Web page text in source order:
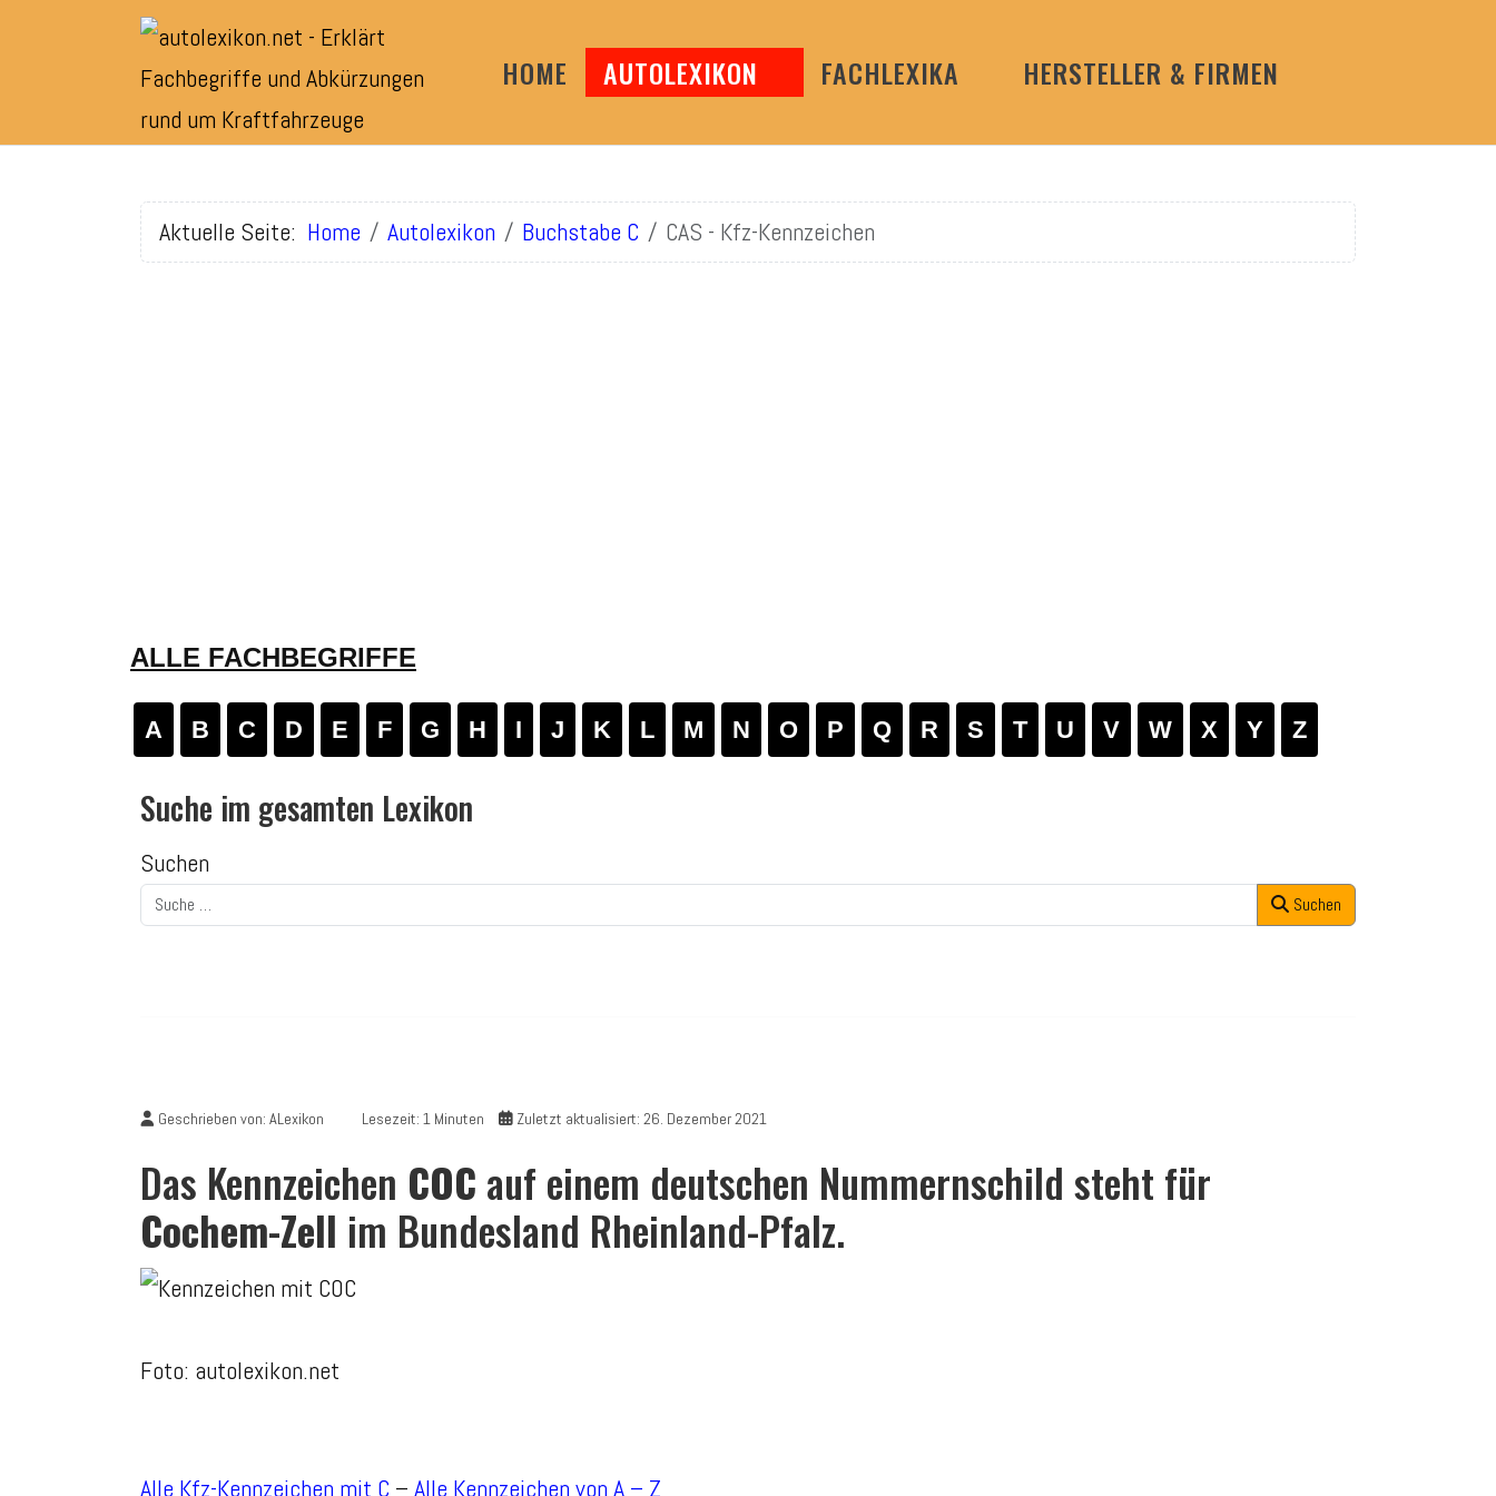
HOME AUTOLEXIKON FACHLEXIKA HERSTELLER & FIRMEN
Aktuelle Seite: Home Autolexikon Buchstabe C CAS - Kfz-Kennzeichen
ALLE FACHBEGRIFFE
A B C D E F G H I J K L M N O P Q R S T U V W X Y Z
Suche im gesamten Lexikon
Suchen
Suchen
Geschrieben von: ALexikon Lesezeit: 1 Minuten Zuletzt aktualisiert: 26. Dezember 2021
Das Kennzeichen COC auf einem deutschen Nummernschild steht für
Cochem-Zell im Bundesland Rheinland-Pfalz.
Foto: autolexikon.net
Alle Kfz-Kennzeichen mit C – Alle Kennzeichen von A – Z